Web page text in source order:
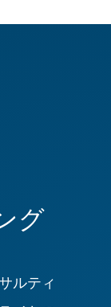
グ
ルティ